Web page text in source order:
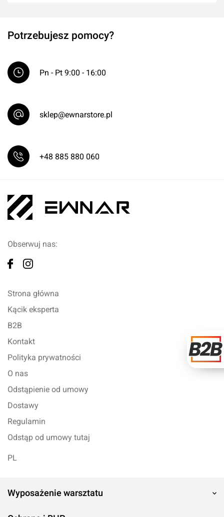
Potrzebujesz pomocy?
Pn - Pt 9:00 - 16:00
sklep@ewnarstore.pl
+48 885 880 060
Obserwuj nas:
Strona główna
Kącik eksperta
B2B
Kontakt
Polityka prywatności
O nas
Odstąpienie od umowy
Dostawy
Regulamin
Odstąp od umowy tutaj
PL
Wyposażenie warsztatu